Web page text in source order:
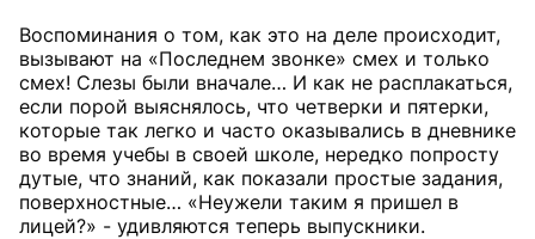
Воспоминания о том, как это на деле происходит,
вызывают на «Последнем звонке» смех и только
смех! Слезы были вначале… И как не расплакаться,
если порой выяснялось, что четверки и пятерки,
которые так легко и часто оказывались в дневнике
во время учебы в своей школе, нередко попросту
дутые, что знаний, как показали простые задания,
поверхностные… «Неужели таким я пришел в
лицей?» - удивляются теперь выпускники.